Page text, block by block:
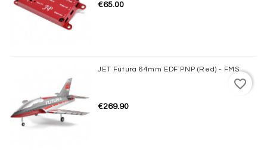
€65.00
JET Futura 64mm EDF PNP (Red) - FMS
€269.90
favorite_border